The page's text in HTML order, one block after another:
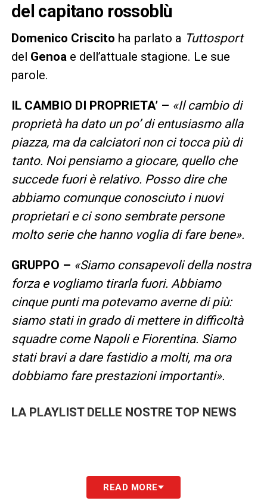
del capitano rossoblù
Domenico Criscito ha parlato a Tuttosport
del Genoa e dell’attuale stagione. Le sue
parole.
IL CAMBIO DI PROPRIETA’ – «Il cambio di
proprietà ha dato un po’ di entusiasmo alla
piazza, ma da calciatori non ci tocca più di
tanto. Noi pensiamo a giocare, quello che
succede fuori è relativo. Posso dire che
abbiamo comunque conosciuto i nuovi
proprietari e ci sono sembrate persone
molto serie che hanno voglia di fare bene».
GRUPPO – «Siamo consapevoli della nostra
forza e vogliamo tirarla fuori. Abbiamo
cinque punti ma potevamo averne di più:
siamo stati in grado di mettere in difficoltà
squadre come Napoli e Fiorentina. Siamo
stati bravi a dare fastidio a molti, ma ora
dobbiamo fare prestazioni importanti».
LA PLAYLIST DELLE NOSTRE TOP NEWS
READ MORE